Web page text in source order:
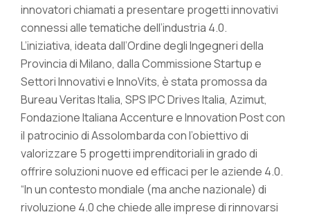
innovatori chiamati a presentare progetti innovativi
connessi alle tematiche dell’industria 4.0.
L’iniziativa, ideata dall’Ordine degli Ingegneri della
Provincia di Milano, dalla Commissione Startup e
Settori Innovativi e InnoVits, è stata promossa da
Bureau Veritas Italia, SPS IPC Drives Italia, Azimut,
Fondazione Italiana Accenture e Innovation Post con
il patrocinio di Assolombarda con l’obiettivo di
valorizzare 5 progetti imprenditoriali in grado di
offrire soluzioni nuove ed efficaci per le aziende 4.0.
“In un contesto mondiale (ma anche nazionale) di
rivoluzione 4.0 che chiede alle imprese di rinnovarsi